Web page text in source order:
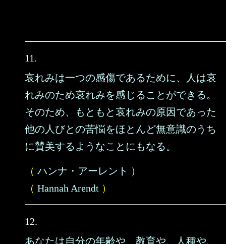
11.
哀れみは一つの感傷であるために、人は哀
れみのため哀れみを感じることができる。
そのため、もともと哀れみの原因であった
他の人びとの苦悩をほとんど無意識のうち
に賛美するようなことにもなる。
（ ハンナ・アーレント ）
（ Hannah Arendt ）
12.
あなたは自分の年齢や、教育や、人種や、